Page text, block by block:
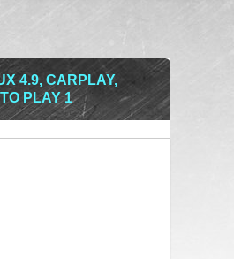
4.9, CARPLAY,
PLAY 1